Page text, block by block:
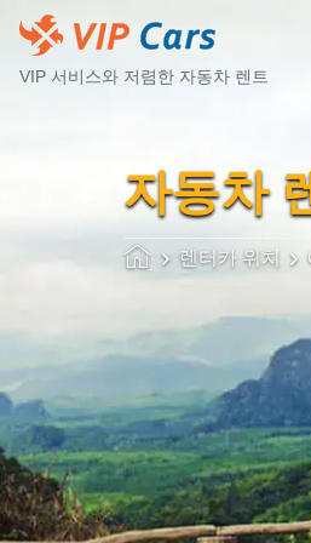
VIP 서비스와 저렴한 자동차 렌트
자동차
렌터카 위치